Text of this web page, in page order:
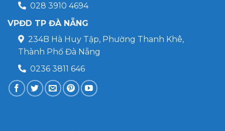
028 3910 4694
VPĐD TP ĐÀ NẴNG
234B Hà Huy Tập, Phường Thanh Khê,
Thành Phố Đà Nẵng
0236 3811 646